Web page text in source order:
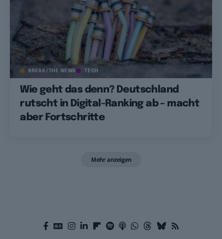
BREAK/THE NEWS TECH
Wie geht das denn? Deutschland
rutscht in Digital-Ranking ab – macht
aber Fortschritte
Mehr anzeigen